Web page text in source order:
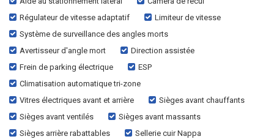
Régulateur de vitesse adaptatif
Limiteur de vitesse
Système de surveillance des angles morts
Avertisseur d'angle mort
Direction assistée
Frein de parking électrique
ESP
Climatisation automatique tri-zone
Vitres électriques avant et arrière
Sièges avant chauffants
Sièges avant ventilés
Sièges avant massants
Sièges arrière rabattables
Sellerie cuir Nappa